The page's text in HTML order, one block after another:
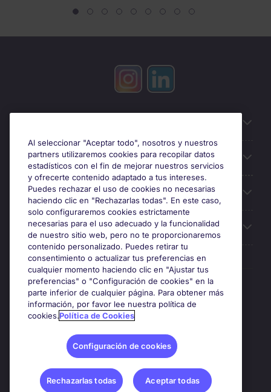
Búsqueda de empleo
Oficinas
Sobre Michael Page
Premios y certificaciones
Al seleccionar "Aceptar todo", nosotros y nuestros
partners utilizaremos cookies para recopilar datos
estadísticos con el fin de mejorar nuestros servicios
y ofrecerte contenido adaptado a tus intereses.
Puedes rechazar el uso de cookies no necesarias
haciendo clic en "Rechazarlas todas". En este caso,
solo configuraremos cookies estrictamente
necesarias para el uso adecuado y la funcionalidad
de nuestro sitio web, pero no te proporcionaremos
contenido personalizado. Puedes retirar tu
consentimiento o actualizar tus preferencias en
cualquier momento haciendo clic en "Ajustar tus
preferencias" o "Configuración de cookies" en la
parte inferior de cualquier página. Para obtener más
información, por favor lee nuestra política de
cookies.Política de Cookies
Configuración de cookies
Rechazarlas todas Aceptar todas